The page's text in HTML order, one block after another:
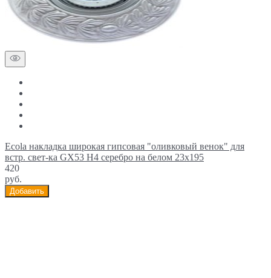
Ecola накладка широкая гипсовая "оливковый венок" для
встр. свет-ка GX53 H4 серебро на белом 23х195
420
руб.
Добавить